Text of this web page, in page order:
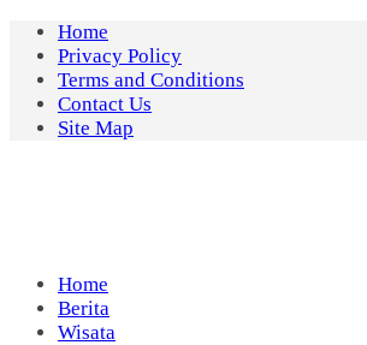
Skip
content
Home
Privacy Policy
Terms and Conditions
Contact Us
Site Map
Home
Berita
Wisata